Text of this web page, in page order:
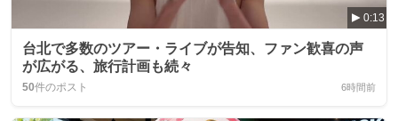
0:13
台北で多数のツアー・ライブが告知、ファン歓喜の声
が広がる、旅行計画も続々
50件のポスト 6時間前